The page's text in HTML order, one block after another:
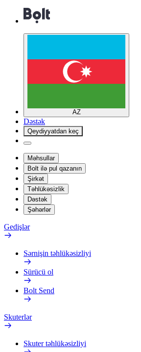
AZ
Dəstək
Qeydiyyatdan keç
Məhsullar
Bolt ilə pul qazanın
Şirkət
Təhlükəsizlik
Dəstək
Şəhərlər
Gedişlər
Sərnişin təhlükəsizliyi
Sürücü ol
Bolt Send
Skuterlər
Skuter təhlükəsizliyi